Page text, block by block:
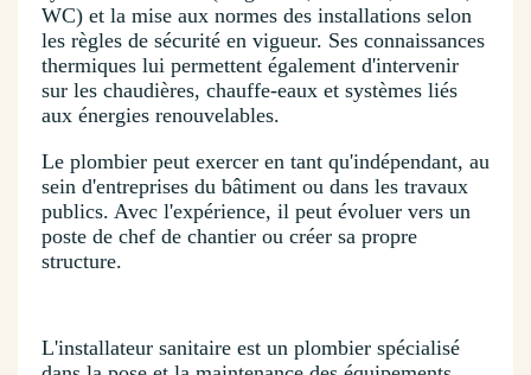
WC) et la mise aux normes des installations selon
les règles de sécurité en vigueur. Ses connaissances
thermiques lui permettent également d'intervenir
sur les chaudières, chauffe-eaux et systèmes liés
aux énergies renouvelables.
Le plombier peut exercer en tant qu'indépendant, au
sein d'entreprises du bâtiment ou dans les travaux
publics. Avec l'expérience, il peut évoluer vers un
poste de chef de chantier ou créer sa propre
structure.
L'installateur sanitaire est un plombier spécialisé